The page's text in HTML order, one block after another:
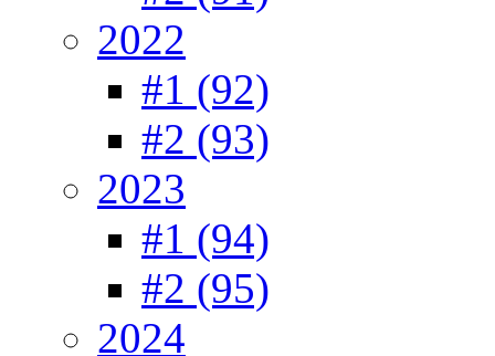
2022
#1 (92)
#2 (93)
2023
#1 (94)
#2 (95)
2024